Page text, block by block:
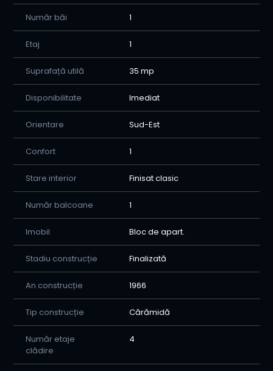
🤝 Pentru a afla mai multe detalii si a programa o
vizionare puteti apela oricand la consilierul nostru
imobiliar: 0779285403 Raluca
Număr băi 1
Etaj 1
Suprafață utilă 35 mp
Disponibilitate Imediat
Orientare Sud-Est
Confort 1
Stare interior Finisat clasic
Număr balcoane 1
Imobil Bloc de apart.
Stadiu construcție Finalizată
An construcție 1966
Tip construcție Cărămidă
Număr etaje
clădire
4